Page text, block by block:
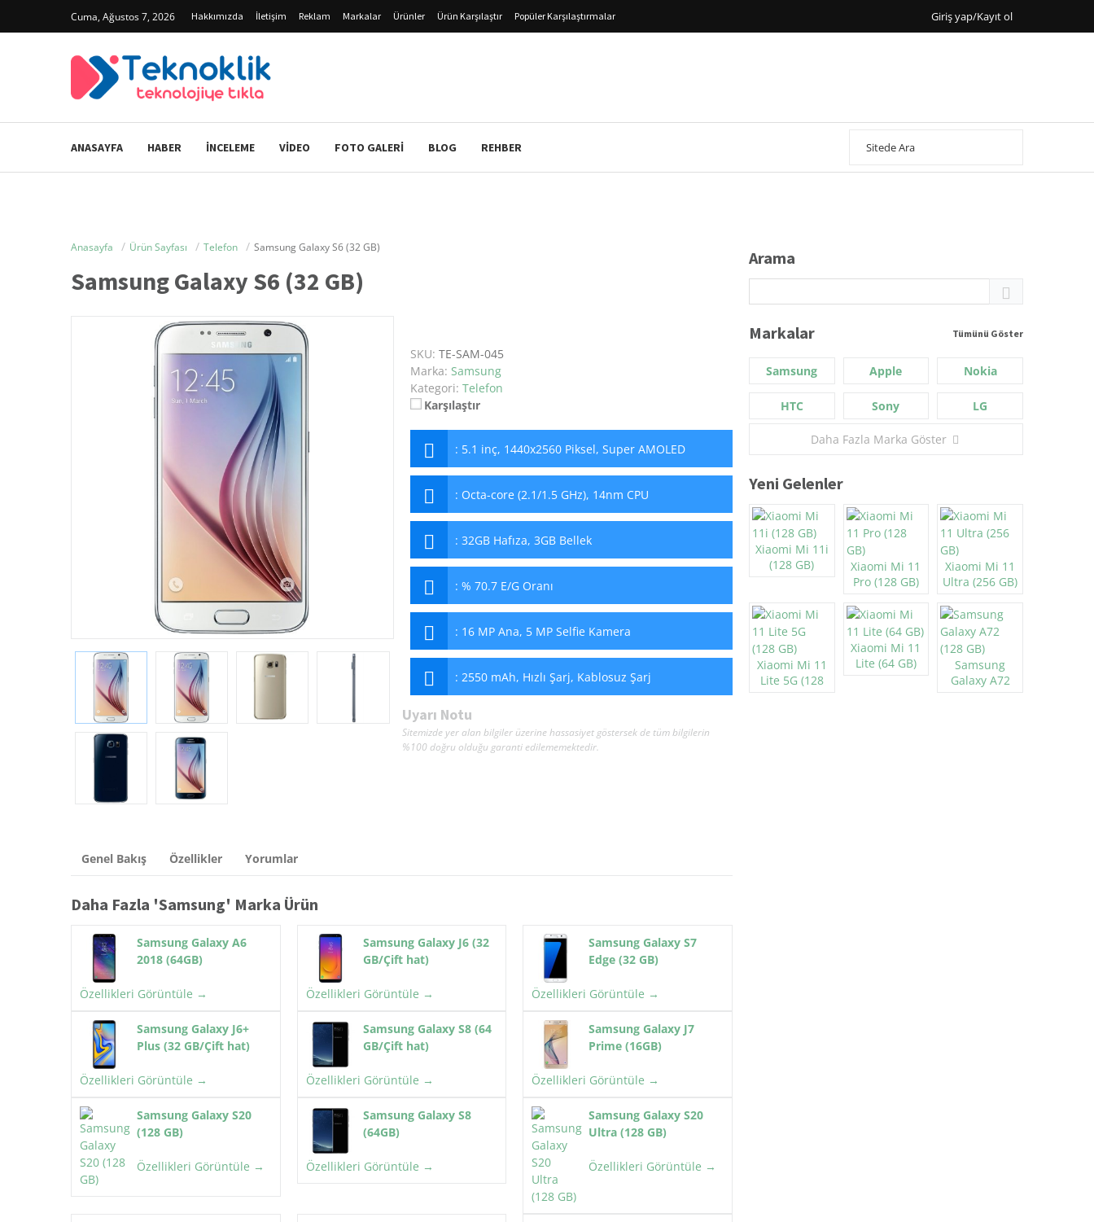
Cuma, Ağustos 7, 2026 Hakkımızda İletişim Reklam Markalar Ürünler Ürün Karşılaştır Popüler Karşılaştırmalar Giriş yap/Kayıt ol
ANASAYFA HABER İNCELEME VIDEO FOTO GALERI BLOG REHBER
Anasayfa Ürün Sayfası Telefon Samsung Galaxy S6 (32 GB)
Samsung Galaxy S6 (32 GB)
SKU: TE-SAM-045
Marka: Samsung
Kategori: Telefon
Karşılaştır
: 5.1 inç, 1440x2560 Piksel, Super AMOLED
: Octa-core (2.1/1.5 GHz), 14nm CPU
: 32GB Hafıza, 3GB Bellek
: % 70.7 E/G Oranı
: 16 MP Ana, 5 MP Selfie Kamera
: 2550 mAh, Hızlı Şarj, Kablosuz Şarj
Genel Bakış Özellikler Yorumlar
Uyarı Notu
Sitemizde yer alan bilgiler üzerine hassasiyet göstersek de tüm bilgilerin
%100 doğru olduğu garanti edilememektedir.
Daha Fazla 'Samsung' Marka Ürün
Samsung Galaxy A6
2018 (64GB)
Özellikleri Görüntüle →
Samsung Galaxy J6 (32
GB/Çift hat)
Özellikleri Görüntüle →
Samsung Galaxy S7
Edge (32 GB)
Özellikleri Görüntüle →
Samsung Galaxy J6+
Plus (32 GB/Çift hat)
Özellikleri Görüntüle →
Samsung Galaxy S8 (64
GB/Çift hat)
Özellikleri Görüntüle →
Samsung Galaxy J7
Prime (16GB)
Özellikleri Görüntüle →
Samsung Galaxy S20
(128 GB)
Özellikleri Görüntüle →
Samsung Galaxy S8
(64GB)
Özellikleri Görüntüle →
Samsung Galaxy S20
Ultra (128 GB)
Özellikleri Görüntüle →
Arama
Markalar Tümünü Göster
Samsung Apple Nokia
HTC Sony LG
Daha Fazla Marka Göster
Yeni Gelenler
Xiaomi Mi 11i
(128 GB)
Xiaomi Mi 11
Pro (128 GB)
Xiaomi Mi 11
Ultra (256 GB)
Xiaomi Mi 11
Lite 5G (128
Xiaomi Mi 11
Lite (64 GB)
Samsung
Galaxy A72